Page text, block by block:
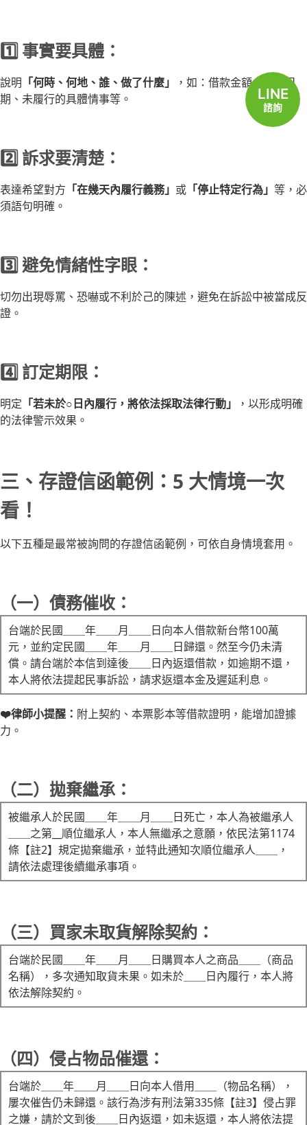
LINE
諮詢
1️⃣ 事實要具體：
說明 「何時、何地、誰、做了什麼」
，如：借款金額、簽約日
期、未履行的具體情事等。
2️⃣ 訴求要清楚：
表達希望對方 「在幾天內履行義務」 或 「停止特定行為」 等，必
須語句明確。
3️⃣ 避免情緒性字眼：
切勿出現辱罵、恐嚇或不利於己的陳述，避免在訴訟中被當成反
證。
4️⃣ 訂定期限：
明定 「若未於○日內履行，將依法採取法律行動」
，以形成明確
的法律警示效果。
三、存證信函範例：5 大情境一次
看！
以下五種是最常被詢問的存證信函範例，可依自身情境套用。
（一）債務催收：
台端於民國＿＿年＿＿月＿＿日向本人借款新台幣100萬
元，並約定民國＿＿年＿＿月＿＿日歸還。然至今仍未清
償。請台端於本信到達後＿＿日內返還借款，如逾期不還，
本人將依法提起民事訴訟，請求返還本金及遲延利息。
❤️律師小提醒： 附上契約、本票影本等借款證明，能增加證據
力。
（二）拋棄繼承：
被繼承人於民國＿＿年＿＿月＿＿日死亡，本人為被繼承人
＿＿之第__順位繼承人，本人無繼承之意願，依民法第1174
條【註2】規定拋棄繼承，並特此通知次順位繼承人＿＿，
請依法處理後續繼承事項。
（三）買家未取貨解除契約：
台端於民國＿＿年＿＿月＿＿日購買本人之商品＿＿（商品
名稱），多次通知取貨未果。如未於＿＿日內履行，本人將
依法解除契約。
（四）侵占物品催還：
台端於＿＿年＿＿月＿＿日向本人借用＿＿（物品名稱），
屢次催告仍未歸還。該行為涉有刑法第335條【註3】侵占罪
之嫌，請於文到後＿＿日內返還，如未返還，本人將依法提